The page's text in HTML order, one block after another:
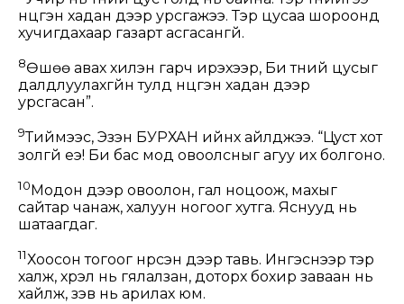
нүцгэн хадан дээр урсгажээ. Тэр цусаа шороонд
хучигдахаар газарт асгасангүй.
8Өшөө авах хилэн гарч ирэхээр, Би түүний цусыг
далдлуулахгүйн тулд нүцгэн хадан дээр
урсгасан”.
9Тиймээс, Эзэн БУРХАН ийнхүү айлджээ. “Цуст хот
золгүй еэ! Би бас мод овоолсныг агуу их болгоно.
10Модон дээр овоолон, гал ноцоож, махыг
сайтар чанаж, халуун ногоог хутга. Яснууд нь
шатаагдаг.
11Хоосон тогоог нүүрсэн дээр тавь. Ингэснээр тэр
халж, хүрэл нь гялалзан, доторх бохир заваан нь
хайлж, зэв нь арилах юм.